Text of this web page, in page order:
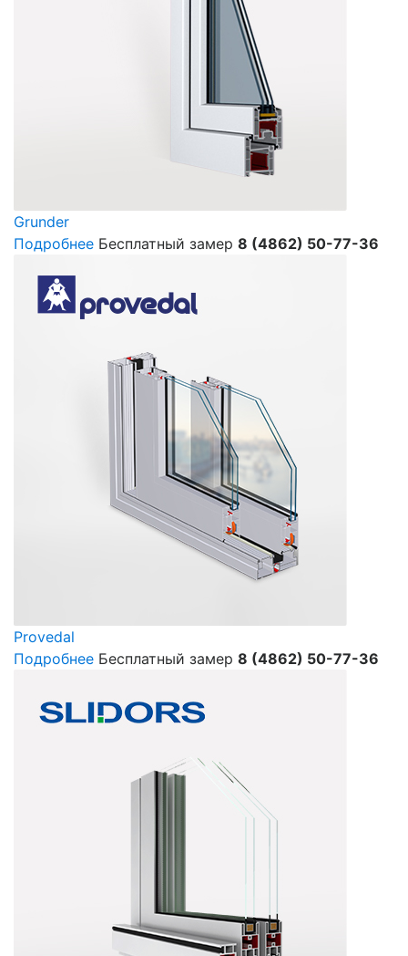
Grunder
Подробнее Бесплатный замер 8 (4862) 50-77-36
Provedal
Подробнее Бесплатный замер 8 (4862) 50-77-36